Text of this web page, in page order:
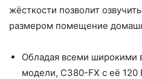
жёсткости позволит
размером помещение
Обладая всеми
модели, C380-FX с её